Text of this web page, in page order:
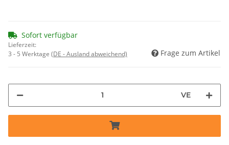
Sofort verfügbar
Lieferzeit:
3 - 5 Werktage (DE - Ausland abweichend) Frage zum Artikel
VE